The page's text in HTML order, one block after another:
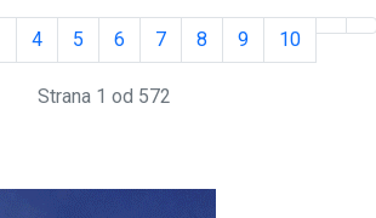
4 5 6 7 8 9 10
Strana 1 od 572